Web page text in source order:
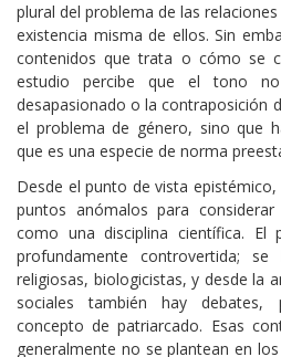
plural del problema de las
existencia misma de ellos. Sin
contenidos que trata o cómo se
estudio percibe que el tono
desapasionado o la contraposición
el problema de género, sino que
que es una especie de norma
Desde el punto de vista
puntos anómalos para
como una disciplina científica.
profundamente controvertida;
religiosas, biologicistas, y desde la
sociales también hay
concepto de patriarcado. Esas
generalmente no se plantean en